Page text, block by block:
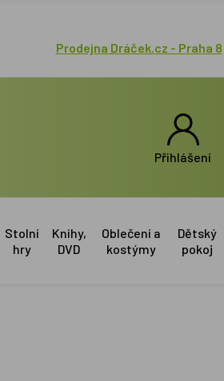
Prodejna Dráček.cz - Praha 8
Přihlášení
Stolní
hry
Knihy,
DVD
Oblečení a
kostýmy
Dětský
pokoj